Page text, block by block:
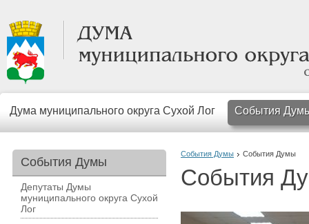
Дума муниципального округа Сухой Лог События
События Думы События Думы
События
События Думы
Депутаты Думы
муниципального округа Сухой
Лог